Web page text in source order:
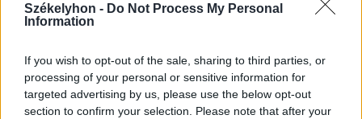
Székelyhon - Do Not Process My Personal
Information
If you wish to opt-out of the sale, sharing to third parties, or
processing of your personal or sensitive information for
targeted advertising by us, please use the below opt-out
section to confirm your selection. Please note that after your
előadást Csíkszeredában Pöltl Ákos